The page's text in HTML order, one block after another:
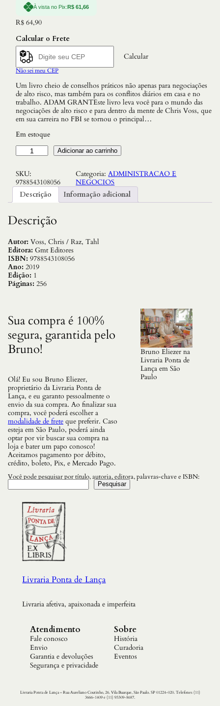
À vista no Pix:R$ 61,66
R$ 64,90
Calcular o Frete
Calcular
Não sei meu CEP
Um livro cheio de conselhos práticos não apenas para negociações
de alto risco, mas também para os conflitos diários em casa e no
trabalho. ADAM GRANTEste livro leva você para o mundo das
negociações de alto risco e para dentro da mente de Chris Voss, que
em sua carreira no FBI se tornou o principal…
Em estoque
N
e
o
c
o
m
s
e
S
u
a
V
D
e
p
e
n
s
s
e
D
i
s
s
o
q
u
a
n
t
d
Adicionar ao carrinho
SKU:
9788543108056
Categoria:ADMINISTRACAO E
NEGOCIOS
Descrição
Informação adicional
Descrição
Autor: Voss, Chris / Raz, Tahl
Editora: Gmt Editores
ISBN: 9788543108056
Ano: 2019
Edição: 1
Páginas: 256
Sua compra é 100%
segura, garantida pelo
Bruno!
Olá! Eu sou Bruno Eliezer,
proprietário da Livraria Ponta de
Lança, e eu garanto pessoalmente o
envio da sua compra. Ao finalizar sua
compra, você poderá escolher a
modalidade de frete que preferir. Caso
esteja em São Paulo, poderá ainda
optar por vir buscar sua compra na
loja e bater um papo conosco!
Aceitamos pagamento por débito,
crédito, boleto, Pix, e Mercado Pago.
Bruno Eliezer na
Livraria Ponta de
Lança em São
Paulo
Você pode pesquisar por título, autoria, editora, palavras-chave e ISBN:
Pesquisar
Livraria Ponta de Lança
Livraria afetiva, apaixonada e imperfeita
Atendimento
Fale conosco
Envio
Garantia e devoluções
Segurança e privacidade
Sobre
História
Curadoria
Eventos
Livraria Ponta de Lança – Rua Aureliano Coutinho, 26. Vila Buarque, São Paulo. SP 01224-020. Telefones (11)
3666-1409 e (11) 93309-8687.